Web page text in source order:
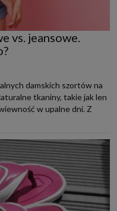
vs. jeansowe.
damskich szortów na
tkaniny, takie jak len
w upalne dni. Z